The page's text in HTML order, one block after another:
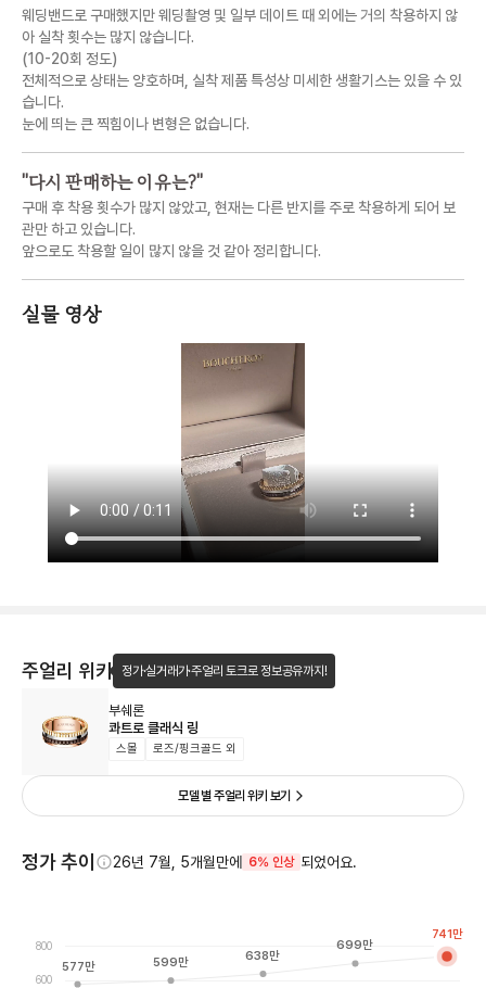
웨딩밴드로 구매했지만 웨딩촬영 및 일부 데이트 때 외에는 거의 착용하지 않
아 실착 횟수는 많지 않습니다.
(10-20회 정도)
전체적으로 상태는 양호하며, 실착 제품 특성상 미세한 생활기스는 있을 수 있
습니다.
눈에 띄는 큰 찍힘이나 변형은 없습니다.
"다시 판매하는 이유는?"
구매 후 착용 횟수가 많지 않았고, 현재는 다른 반지를 주로 착용하게 되어 보
관만 하고 있습니다.
앞으로도 착용할 일이 많지 않을 것 같아 정리합니다.
실물 영상
주얼리 위키 정가·실거래가·주얼리 토크로 정보공유까지!
부쉐론
콰트로 클래식 링
스몰 로즈/핑크골드 외
모델 별 주얼리 위키 보기
정가 추이 26년 7월, 5개월만에 6% 인상 되었어요.
600
800
577만 599만 638만
699만
741만